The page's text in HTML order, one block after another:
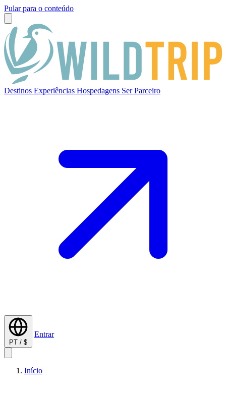
Pular para o conteúdo
Destinos Experiências Hospedagens Ser Parceiro
PT / $
Entrar
Início